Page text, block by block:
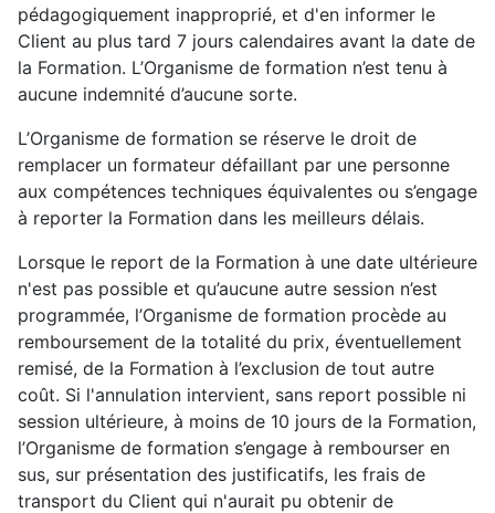
pédagogiquement inapproprié, et d'en informer le
Client au plus tard 7 jours calendaires avant la date de
la Formation. L’Organisme de formation n’est tenu à
aucune indemnité d’aucune sorte.
L’Organisme de formation se réserve le droit de
remplacer un formateur défaillant par une personne
aux compétences techniques équivalentes ou s’engage
à reporter la Formation dans les meilleurs délais.
Lorsque le report de la Formation à une date ultérieure
n'est pas possible et qu’aucune autre session n’est
programmée, l’Organisme de formation procède au
remboursement de la totalité du prix, éventuellement
remisé, de la Formation à l’exclusion de tout autre
coût. Si l'annulation intervient, sans report possible ni
session ultérieure, à moins de 10 jours de la Formation,
l’Organisme de formation s’engage à rembourser en
sus, sur présentation des justificatifs, les frais de
transport du Client qui n'aurait pu obtenir de